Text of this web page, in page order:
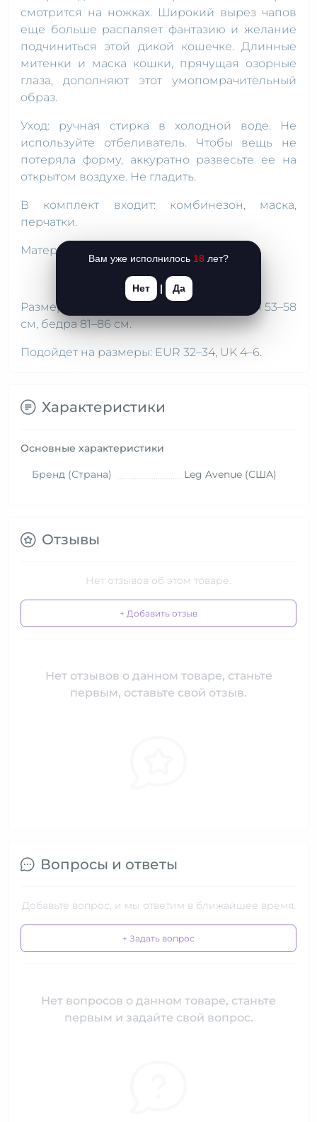
смотрится на ножках. Широкий вырез чапов
еще больше распаляет фантазию и желание
подчиниться этой дикой кошечке. Длинные
митенки и маска кошки, прячущая озорные
глаза, дополняют этот умопомрачительный
образ.
Уход: ручная стирка в холодной воде. Не
используйте отбеливатель. Чтобы вещь не
потеряла форму, аккуратно развесьте ее на
открытом воздухе. Не гладить.
В комплект входит: комбинезон, маска,
перчатки.
Материал: 90 % полиэстер, 10 % спандекс.
Размер XS: грудь 76–81 см, чашка A, талия 53–58
см, бедра 81–86 см.
Подойдет на размеры: EUR 32–34, UK 4–6.
Характеристики
Основные характеристики
Бренд (Страна) Leg Avenue (США)
Отзывы
Нет отзывов об этом товаре.
+ Добавить отзыв
Нет отзывов о данном товаре, станьте
первым, оставьте свой отзыв.
Вопросы и ответы
Добавьте вопрос, и мы ответим в ближайшее время.
+ Задать вопрос
Нет вопросов о данном товаре, станьте
первым и задайте свой вопрос.
Вам уже исполнилось 18 лет?
Нет | Да